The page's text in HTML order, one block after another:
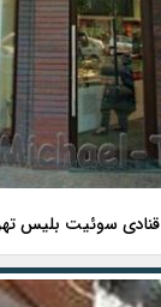
قنادی سوئیت بلیس